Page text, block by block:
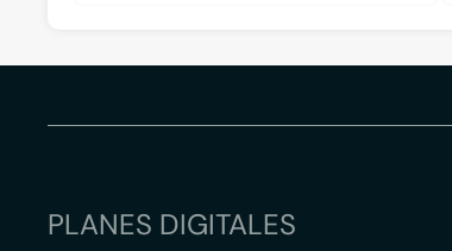
PLANES DIGITALES